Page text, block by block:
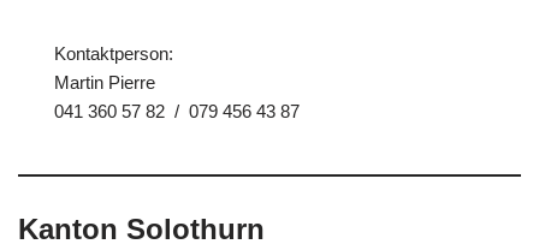
Kontaktperson:
Martin Pierre
041 360 57 82 / 079 456 43 87
Kanton Solothurn